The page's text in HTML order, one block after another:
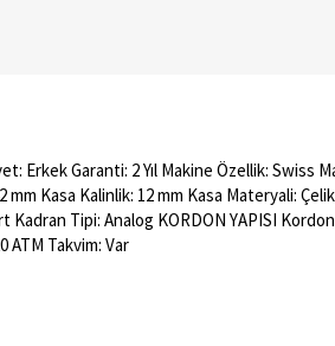
Erkek Garanti: 2 Yıl Makine Özellik: Swiss
mm Kasa Kalinlik: 12 mm Kasa Materyali:
Kadran Tipi: Analog KORDON YAPISI
ATM Takvim: Var